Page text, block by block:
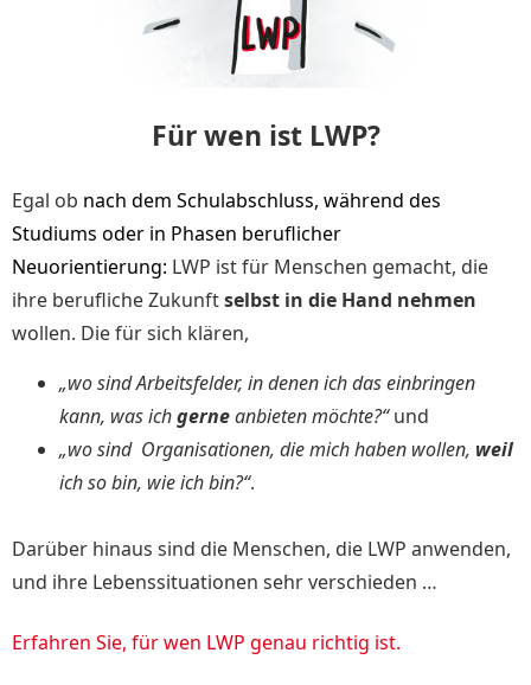
Für wen ist LWP?
Egal ob nach dem Schulabschluss, während des
Studiums oder in Phasen beruflicher
Neuorientierung: LWP ist für Menschen gemacht, die
ihre berufliche Zukunftselbst in die Hand nehmen
wollen. Diefür sich klären,
„wo sindArbeitsfelder, in denen ich das einbringen
kann, was ichgerneanbieten möchte?“und
„wo sind Organisationen, die mich haben wollen, weil
ich so bin, wie ich bin?“.
Darüber hinaus sind die Menschen, die LWP anwenden,
und ihre Lebenssituationen sehr verschieden …
Erfahren Sie, für wen LWP genau richtig ist.